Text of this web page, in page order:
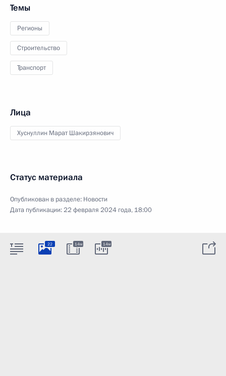
Темы
Регионы
Строительство
Транспорт
Лица
Хуснуллин Марат Шакирзянович
Статус материала
Опубликован в разделе: Новости
Дата публикации:22 февраля 2024 года, 18:00
22 14м 14м